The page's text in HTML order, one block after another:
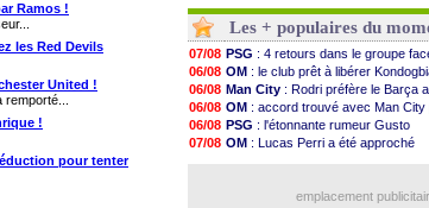
Ramos !
les Red Devils
United !
!
pour tenter
09h49 Monaco: Mawissa a gravement
09h35
OM: accord avec la Real
09h08 Barça: Araujo va partir en prêt à
08h54
OM : Côme pousse pour Gouiri
08h32
Man Utd: le groupe pour défier le
07/08 L3: Caen premier leader
07/08 OM : Højbjerg, son agent maintient
07/08 OM: Gouiri évoque son avenir
07/08 Leipzig: le transfert d'Asllani
Les + populaires du
07/08 PSG : 4 retours dans le groupe
06/08 OM : le club prêt à libérer
06/08 Man City : Rodri préfère le Barça
06/08 OM : accord trouvé avec Man City
06/08 PSG : l'étonnante rumeur Gusto
07/08 OM : Lucas Perri a été approché
emplacement